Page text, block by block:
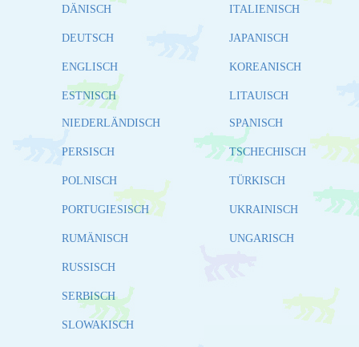
DÄNISCH
DEUTSCH
ENGLISCH
ESTNISCH
ITALIENISCH
JAPANISCH
KOREANISCH
LITAUISCH
NIEDERLÄNDISCH
PERSISCH
POLNISCH
PORTUGIESISCH
RUMÄNISCH
RUSSISCH
SERBISCH
SLOWAKISCH
SPANISCH
TSCHECHISCH
TÜRKISCH
UKRAINISCH
UNGARISCH